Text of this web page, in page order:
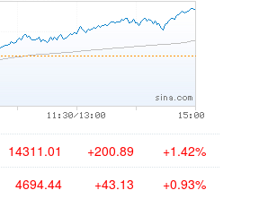
14311.01 +200.89 +1.42%
4694.44 +43.13 +0.93%